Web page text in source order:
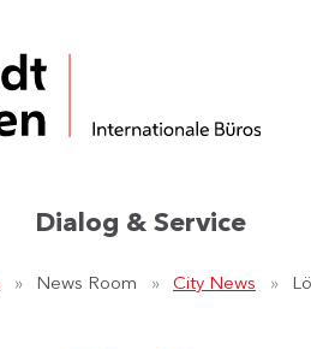
Dialog & Service
News Room City News